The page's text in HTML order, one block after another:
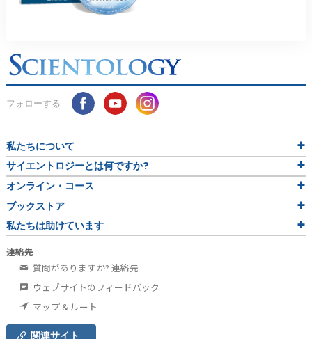
フォローする
私たちについて
サイエントロジーとは何ですか?
オンライン・コース
ブックストア
私たちは助けています
連絡先
質問がありますか? 連絡先
ウェブサイトのフィードバック
マップ & ルート
関連サイト